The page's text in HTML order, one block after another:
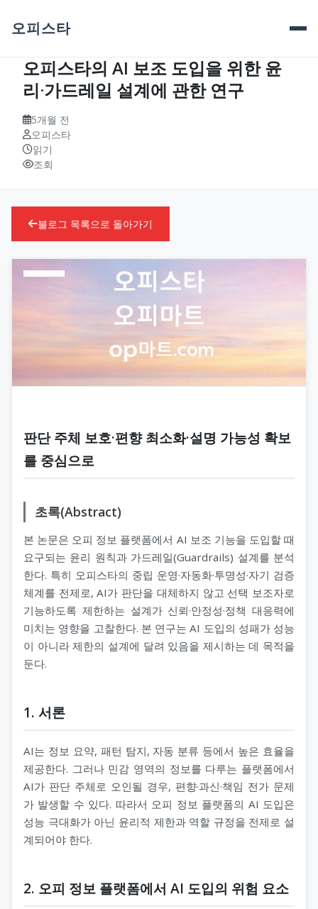
오피스타
오피스타의 AI 보조 도입을 위한 윤
리·가드레일 설계에 관한 연구
5개월 전
오피스타
읽기
조회
블로그 목록으로 돌아가기
판단 주체 보호·편향 최소화·설명 가능성 확보
를 중심으로
초록(Abstract)
본 논문은 오피 정보 플랫폼에서 AI 보조 기능을 도입할 때
요구되는 윤리 원칙과 가드레일(Guardrails) 설계를 분석
한다. 특히 오피스타의 중립 운영·자동화·투명성·자기 검증
체계를 전제로, AI가 판단을 대체하지 않고 선택 보조자로
기능하도록 제한하는 설계가 신뢰·안정성·정책 대응력에
미치는 영향을 고찰한다. 본 연구는 AI 도입의 성패가 성능
이 아니라 제한의 설계에 달려 있음을 제시하는 데 목적을
둔다.
1. 서론
AI는 정보 요약, 패턴 탐지, 자동 분류 등에서 높은 효율을
제공한다. 그러나 민감 영역의 정보를 다루는 플랫폼에서
AI가 판단 주체로 오인될 경우, 편향·과신·책임 전가 문제
가 발생할 수 있다. 따라서 오피 정보 플랫폼의 AI 도입은
성능 극대화가 아닌 윤리적 제한과 역할 규정을 전제로 설
계되어야 한다.
2. 오피 정보 플랫폼에서 AI 도입의 위험 요소